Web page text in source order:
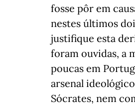
fosse pôr em
nestes últimos
justifique esta
foram ouvidas, a
poucas em
arsenal
Sócrates, nem